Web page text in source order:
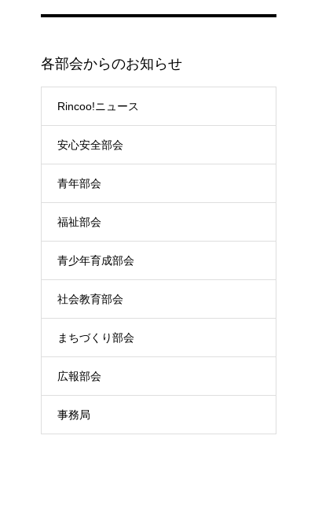
各部会からのお知らせ
Rincoo!ニュース
安心安全部会
青年部会
福祉部会
青少年育成部会
社会教育部会
まちづくり部会
広報部会
事務局